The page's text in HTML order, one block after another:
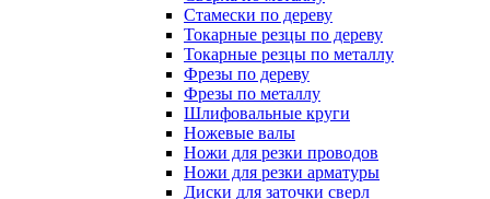
Стамески по дереву
Токарные резцы по дереву
Токарные резцы по металлу
Фрезы по дереву
Фрезы по металлу
Шлифовальные круги
Ножевые валы
Ножи для резки проводов
Ножи для резки арматуры
Диски для заточки сверл